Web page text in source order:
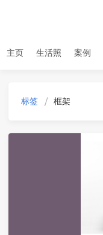
主页 生活照 案例
标签 框架